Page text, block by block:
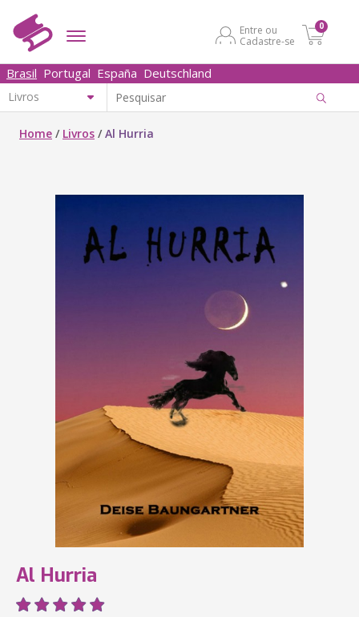
Entre ou
Cadastre-se
0
Brasil Portugal España Deutschland
Home / Livros /Al Hurria
Al Hurria